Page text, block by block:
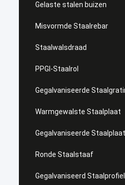
Gelaste stalen buizen
Misvormde Staalrebar
Staalwalsdraad
PPGI-Staalrol
Gegalvaniseerde
Warmgewalste Staalplaat
Gegalvaniseerde Staalplaat
Ronde Staalstaaf
Gegalvaniseerd Staalprofiel